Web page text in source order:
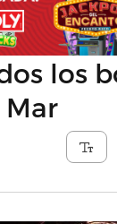
los